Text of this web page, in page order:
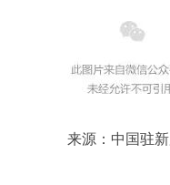
来源：中国驻